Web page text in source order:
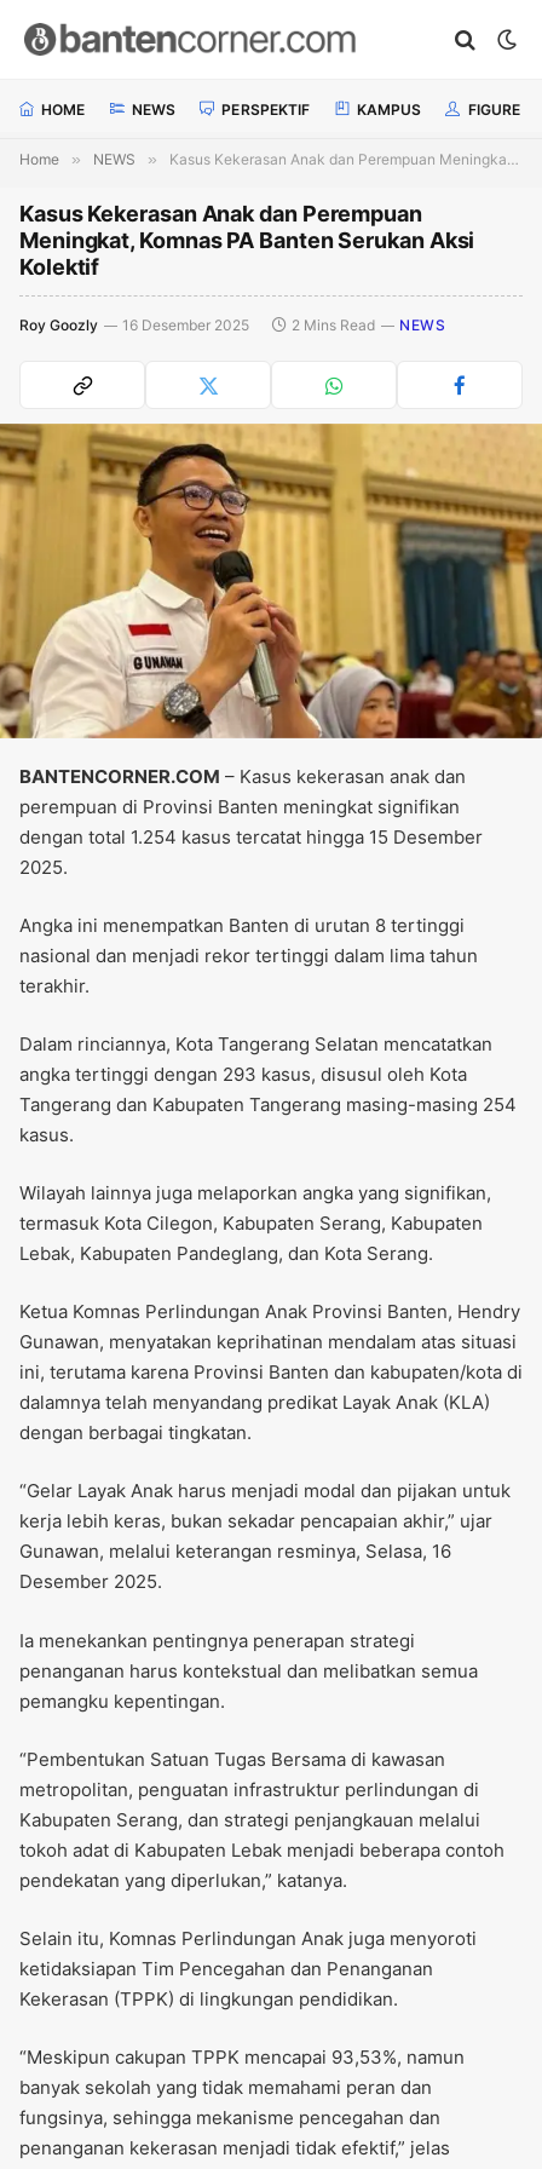
HOME NEWS PERSPEKTIF KAMPUS FIGURE
Home » NEWS » Kasus Kekerasan Anak dan Perempuan Meningkat, Komnas PA Banten Serukan Aksi Kolektif
Kasus Kekerasan Anak dan Perempuan
Meningkat, Komnas PA Banten Serukan Aksi
Kolektif
Roy Goozly 16 Desember 2025 2 Mins Read NEWS
BANTENCORNER.COM – Kasus kekerasan anak dan
perempuan di Provinsi Banten meningkat signifikan
dengan total 1.254 kasus tercatat hingga 15 Desember
2025.
Angka ini menempatkan Banten di urutan 8 tertinggi
nasional dan menjadi rekor tertinggi dalam lima tahun
terakhir.
Dalam rinciannya, Kota Tangerang Selatan mencatatkan
angka tertinggi dengan 293 kasus, disusul oleh Kota
Tangerang dan Kabupaten Tangerang masing-masing 254
kasus.
Wilayah lainnya juga melaporkan angka yang signifikan,
termasuk Kota Cilegon, Kabupaten Serang, Kabupaten
Lebak, Kabupaten Pandeglang, dan Kota Serang.
Ketua Komnas Perlindungan Anak Provinsi Banten, Hendry
Gunawan, menyatakan keprihatinan mendalam atas situasi
ini, terutama karena Provinsi Banten dan kabupaten/kota di
dalamnya telah menyandang predikat Layak Anak (KLA)
dengan berbagai tingkatan.
“Gelar Layak Anak harus menjadi modal dan pijakan untuk
kerja lebih keras, bukan sekadar pencapaian akhir,” ujar
Gunawan, melalui keterangan resminya, Selasa, 16
Desember 2025.
Ia menekankan pentingnya penerapan strategi
penanganan harus kontekstual dan melibatkan semua
pemangku kepentingan.
“Pembentukan Satuan Tugas Bersama di kawasan
metropolitan, penguatan infrastruktur perlindungan di
Kabupaten Serang, dan strategi penjangkauan melalui
tokoh adat di Kabupaten Lebak menjadi beberapa contoh
pendekatan yang diperlukan,” katanya.
Selain itu, Komnas Perlindungan Anak juga menyoroti
ketidaksiapan Tim Pencegahan dan Penanganan
Kekerasan (TPPK) di lingkungan pendidikan.
“Meskipun cakupan TPPK mencapai 93,53%, namun
banyak sekolah yang tidak memahami peran dan
fungsinya, sehingga mekanisme pencegahan dan
penanganan kekerasan menjadi tidak efektif,” jelas